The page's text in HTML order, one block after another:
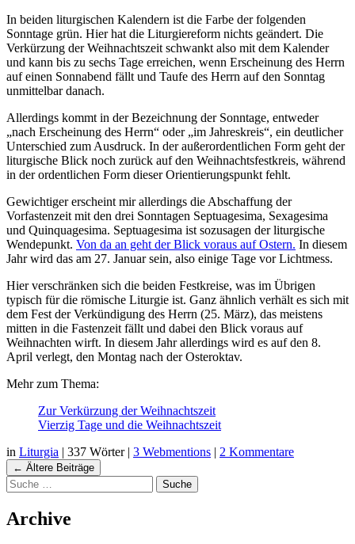
In beiden liturgischen Kalendern ist die Farbe der folgenden
Sonntage grün. Hier hat die Liturgiereform nichts geändert. Die
Verkürzung der Weihnachtszeit schwankt also mit dem Kalender
und kann bis zu sechs Tage erreichen, wenn Erscheinung des Herrn
auf einen Sonnabend fällt und Taufe des Herrn auf den Sonntag
unmittelbar danach.
Allerdings kommt in der Bezeichnung der Sonntage, entweder
„nach Erscheinung des Herrn“ oder „im Jahreskreis“, ein deutlicher
Unterschied zum Ausdruck. In der außerordentlichen Form geht der
liturgische Blick noch zurück auf den Weihnachtsfestkreis, während
in der ordentlichen Form dieser Orientierungspunkt fehlt.
Gewichtiger erscheint mir allerdings die Abschaffung der
Vorfastenzeit mit den drei Sonntagen Septuagesima, Sexagesima
und Quinquagesima. Septuagesima ist sozusagen der liturgische
Wendepunkt. Von da an geht der Blick voraus auf Ostern. In diesem
Jahr wird das am 27. Januar sein, also einige Tage vor Lichtmess.
Hier verschränken sich die beiden Festkreise, was im Übrigen
typisch für die römische Liturgie ist. Ganz ähnlich verhält es sich mit
dem Fest der Verkündigung des Herrn (25. März), das meistens
mitten in die Fastenzeit fällt und dabei den Blick voraus auf
Weihnachten wirft. In diesem Jahr allerdings wird es auf den 8.
April verlegt, den Montag nach der Osteroktav.
Mehr zum Thema:
Zur Verkürzung der Weihnachtszeit
Vierzig Tage und die Weihnachtszeit
in Liturgia | 337 Wörter | 3 Webmentions | 2 Kommentare
Navigation
Beiträgen
← Ältere Beiträge
Suche
Archive